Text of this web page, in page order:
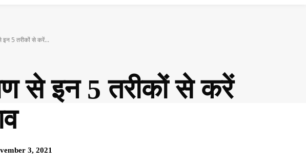
5 तरीकों से करें...
से इन 5 तरीकों से करें
3, 2021